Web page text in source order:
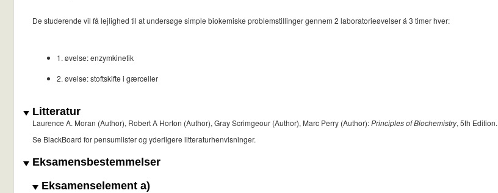
De studerende vil få lejlighed til at undersøge simple biokemiske problemstillinger gennem 2 laboratorieøvelser á 3 timer hver:
1. øvelse: enzymkinetik
2. øvelse: stoftskifte i gærceller
Litteratur
Laurence A. Moran (Author), Robert A Horton (Author), Gray Scrimgeour (Author), Marc Perry (Author):Principles of Biochemistry, 5th Edition.
Se BlackBoard for pensumlister og yderligere litteraturhenvisninger.
Eksamensbestemmelser
Eksamenselement a)